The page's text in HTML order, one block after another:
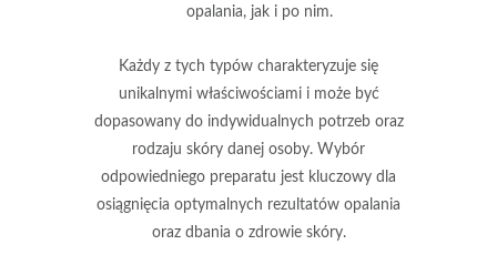
opalania, jak i po nim.
Każdy z tych typów charakteryzuje się
unikalnymi właściwościami i może być
dopasowany do indywidualnych potrzeb oraz
rodzaju skóry danej osoby. Wybór
odpowiedniego preparatu jest kluczowy dla
osiągnięcia optymalnych rezultatów opalania
oraz dbania o zdrowie skóry.